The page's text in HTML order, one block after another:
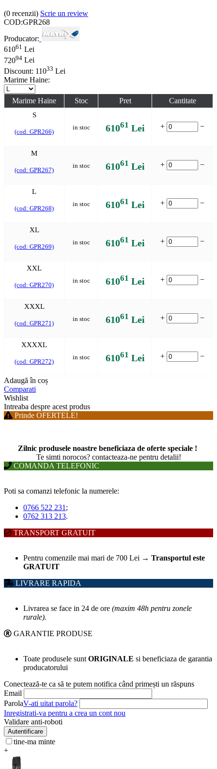
(0 recenzii) Scrie un review
COD:GPR268
Producator:
61061 Lei
72094 Lei
Discount: 11033 Lei
Marime Haine:
Marime Haine Stoc Pret Cantitate
S
(cod: GPR266)
in stoc 61061 Lei + −
M
(cod: GPR267)
in stoc 61061 Lei + −
L
(cod: GPR268)
in stoc 61061 Lei + −
XL
(cod: GPR269)
in stoc 61061 Lei + −
XXL
(cod: GPR270)
in stoc 61061 Lei + −
XXXL
(cod: GPR271)
in stoc 61061 Lei + −
XXXXL
(cod: GPR272)
in stoc 61061 Lei + −
Adaugă în coș
Comparati
Wishlist
Intreaba despre acest produs
Prinde OFERTELE!
Zilnic produsele noastre beneficiaza de oferte speciale !
Te simti norocos? contacteaza-ne pentru detalii!
COMANDA TELEFONIC
Poti sa comanzi telefonic la numerele:
0766 522 231 ;
0762 313 213.
TRANSPORT GRATUIT
Pentru comenzile mai mari de 700 Lei → Transportul este
GRATUIT
LIVRARE RAPIDA
Livrarea se face in 24 de ore (maxim 48h pentru zonele
rurale).
GARANTIE PRODUSE
Toate produsele sunt ORIGINALE si beneficiaza de garantia
producatorului
Conectează-te ca să te putem notifica când primești un răspuns
Email
ParolaV-ati uitat parola?
Inregistrati-va pentru a crea un cont nou
Validare anti-roboti
Autentificare
tine-ma minte
+